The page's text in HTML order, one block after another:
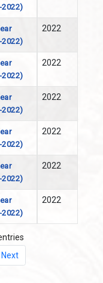
2022)
2022)
2022
2022)
2022
2022)
2022
2022)
2022
2022)
2022
2022)
2022
Next